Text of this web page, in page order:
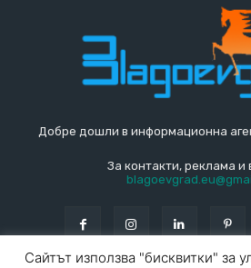
Добре дошли в информационна
За контакти, реклама и
Сайтът използва "бисквитки" за